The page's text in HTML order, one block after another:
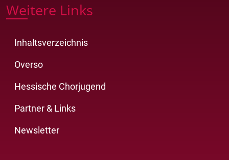
Weitere Links
Inhaltsverzeichnis
Overso
Hessische Chorjugend
Partner & Links
Newsletter